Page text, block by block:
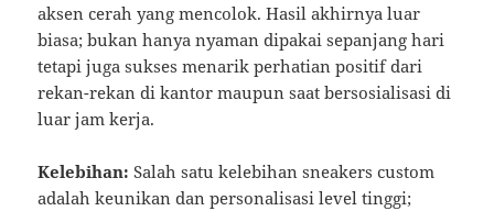
aksen cerah yang mencolok. Hasil akhirnya luar
biasa; bukan hanya nyaman dipakai sepanjang hari
tetapi juga sukses menarik perhatian positif dari
rekan-rekan di kantor maupun saat bersosialisasi di
luar jam kerja.
Kelebihan: Salah satu kelebihan sneakers custom
adalah keunikan dan personalisasi level tinggi;